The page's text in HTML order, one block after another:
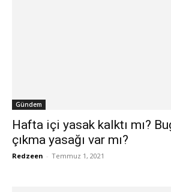
Gündem
Hafta içi yasak kalktı mı?
çıkma yasağı var mı?
Redzeen - Temmuz 1, 2021